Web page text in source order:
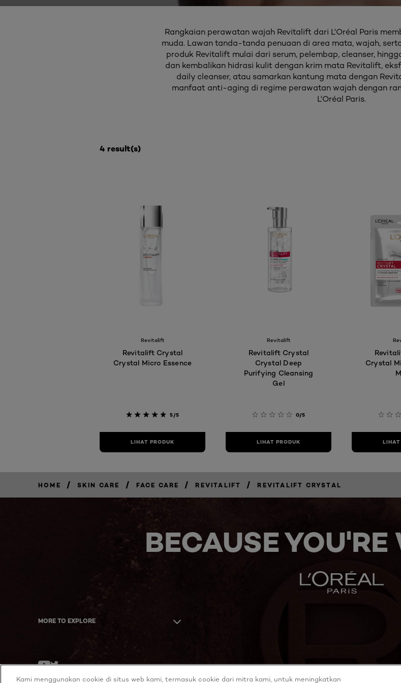
Rangkaian perawatan wajah Revitalift dari L'Oréal Paris
muda. Lawan tanda-tanda penuaan di area mata, wajah,
produk Revitalift mulai dari serum, pelembap, cleanser,
dan kembalikan hidrasi kulit dengan krim mata Revitalift,
daily cleanser, atau samarkan kantung mata dengan
manfaat anti-aging di regime perawatan wajah dengan
L'Oréal Paris.
4 result(s)
Revitalift
Revitalift Crystal
Crystal Micro Essence
5/5
LIHAT PRODUK
Revitalift
Revitalift Crystal
Crystal Deep
Purifying Cleansing
Gel
0/5
LIHAT PRODUK
Crystal
LIHAT
HOME / SKIN CARE / FACE CARE / REVITALIFT / REVITALIFT CRYSTAL
BECAUSE
MORE TO EXPLORE
Kami menggunakan cookie di situs web kami, termasuk cookie dari mitra kami, untuk meningkatkan